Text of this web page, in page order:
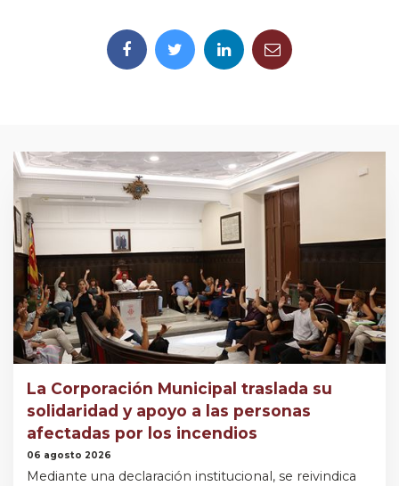
La Corporación Municipal traslada su
solidaridad y apoyo a las personas
afectadas por los incendios
06 agosto 2026
Mediante una declaración institucional, se reivindica